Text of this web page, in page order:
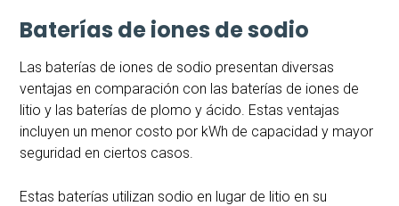
Baterías de iones de sodio
Las baterías de iones de sodio presentan diversas
ventajas en comparación con las baterías de iones de
litio y las baterías de plomo y ácido. Estas ventajas
incluyen un menor costo por kWh de capacidad y mayor
seguridad en ciertos casos.
Estas baterías utilizan sodio en lugar de litio en su